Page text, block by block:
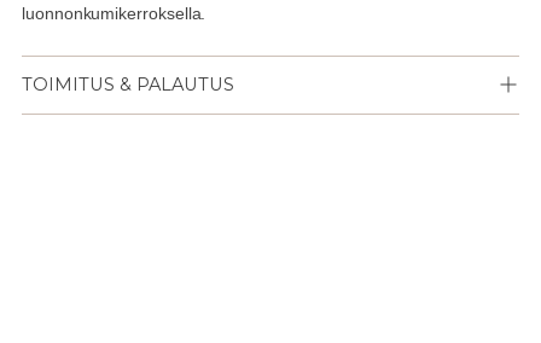
luonnonkumikerroksella.
TOIMITUS & PALAUTUS